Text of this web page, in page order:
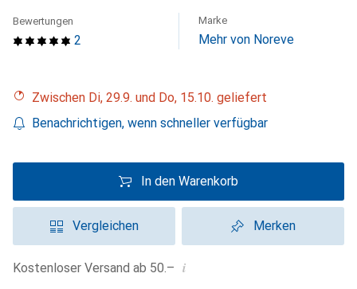
2
Bewertungen Marke
Mehr von Noreve
Zwischen Di, 29.9. und Do, 15.10. geliefert
Benachrichtigen, wenn schneller verfügbar
In den Warenkorb
Vergleichen Merken
Kostenloser Versand ab 50.– i